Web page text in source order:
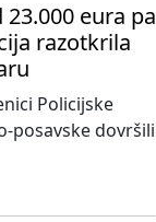
23.000 eura pa
razotkrila
Policijske
posavske dovršili